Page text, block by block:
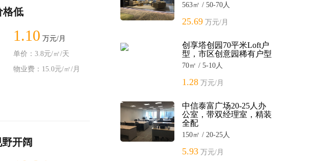
格低
1.10 万元/月
单价：3.8元/㎡/天
物业费：15.0元/㎡/月
开阔
563㎡ / 50-70人
25.69 万元/月
创享塔创园70平米Loft户
型，市区创意园稀有户型
70㎡ / 5-10人
1.28 万元/月
中信泰富广场20-25人办
公室，带双经理室，精装
全配
150㎡ / 20-25人
5.93 万元/月